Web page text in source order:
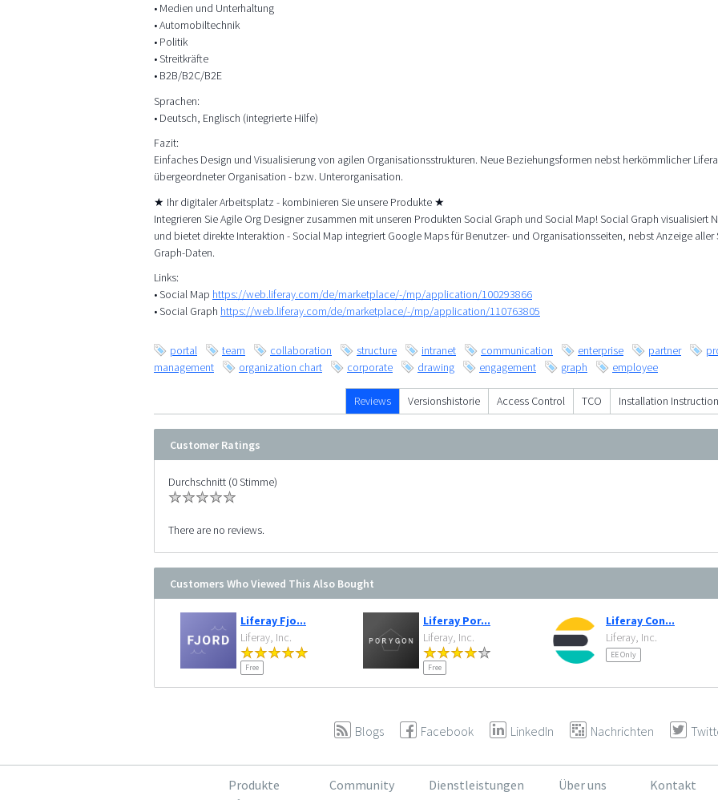
• Medien und Unterhaltung
• Automobiltechnik
• Politik
• Streitkräfte
• B2B/B2C/B2E
Sprachen:
• Deutsch, Englisch (integrierte Hilfe)
Fazit:
Einfaches Design und Visualisierung von agilen Organisationsstrukturen. Neue Beziehungsformen nebst herkömmlicher
übergeordneter Organisation - bzw. Unterorganisation.
★ Ihr digitaler Arbeitsplatz - kombinieren Sie unsere Produkte ★
Integrieren Sie Agile Org Designer zusammen mit unseren Produkten Social Graph und Social Map! Social Graph visualisiert
und bietet direkte Interaktion - Social Map integriert Google Maps für Benutzer- und Organisationsseiten, nebst Anzeige aller
Graph-Daten.
Links:
• Social Map https://web.liferay.com/de/marketplace/-/mp/application/100293866
• Social Graph https://web.liferay.com/de/marketplace/-/mp/application/110763805
portal team collaboration structure intranet communication enterprise partner
management
organization chart corporate drawing engagement graph employee
Reviews Versionshistorie Access Control TCO Installation
Customer Ratings
Durchschnitt (0 Stimme)
There are no reviews.
Customers Who Viewed This Also Bought
Liferay Fjo...
Liferay, Inc.
Free
Liferay Por...
Liferay, Inc.
Free
Liferay Con...
Liferay, Inc.
EE Only
Blogs Facebook LinkedIn Nachrichten
Produkte
Community
Dienstleistungen
Über uns
Kontakt